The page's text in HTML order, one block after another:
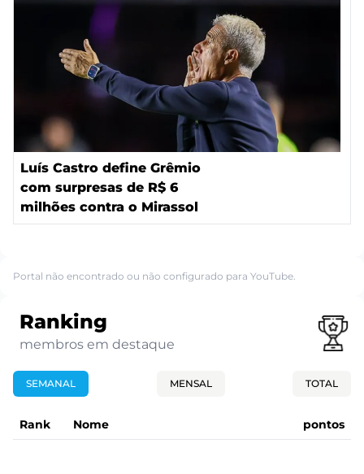
Luís Castro define Grêmio
com surpresas de R$ 6
milhões contra o Mirassol
Portal não encontrado ou não configurado para YouTube.
Ranking
membros em destaque
SEMANAL MENSAL TOTAL
Rank Nome pontos